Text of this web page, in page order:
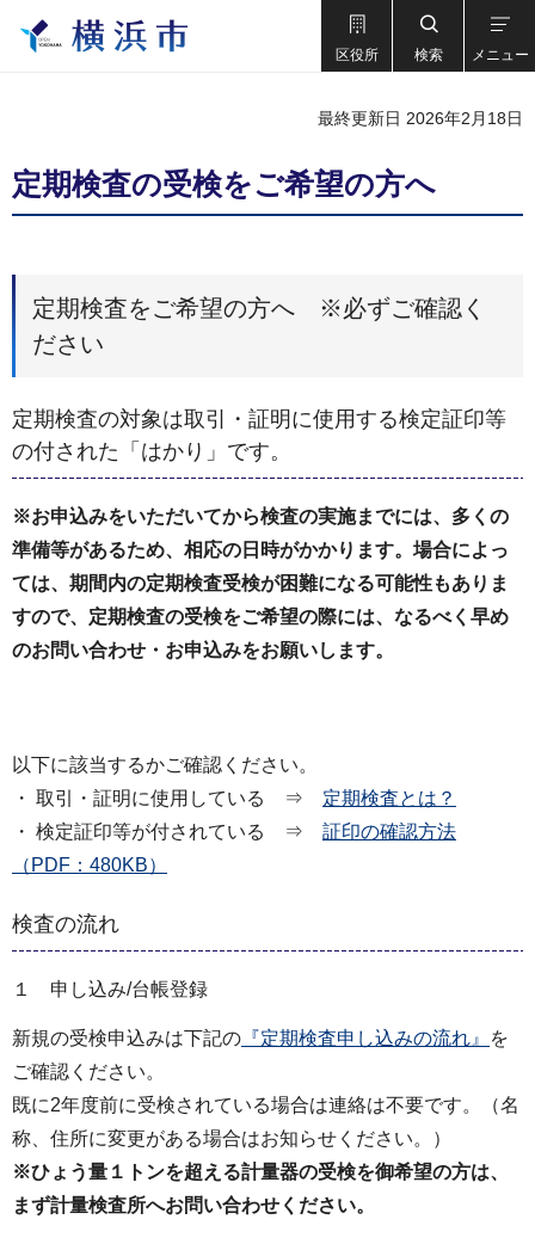
区役所 検索 メニュー
最終更新日 2026年2月18日
定期検査の受検をご希望の方へ
定期検査をご希望の方へ ※必ずご確認く
ださい
定期検査の対象は取引・証明に使用する検定証印等
の付された「はかり」です。
※お申込みをいただいてから検査の実施までには、多くの
準備等があるため、相応の日時がかかります。場合によっ
ては、期間内の定期検査受検が困難になる可能性もありま
すので、定期検査の受検をご希望の際には、なるべく早め
のお問い合わせ・お申込みをお願いします。
以下に該当するかご確認ください。
・ 取引・証明に使用している ⇒ 定期検査とは？
・ 検定証印等が付されている ⇒ 証印の確認方法
（PDF：480KB）
検査の流れ
１ 申し込み/台帳登録
新規の受検申込みは下記の 『定期検査申し込みの流れ』
を
ご確認ください。
既に2年度前に受検されている場合は連絡は不要です。（名
称、住所に変更がある場合はお知らせください。）
※ひょう量１トンを超える計量器の受検を御希望の方は、
まず計量検査所へお問い合わせください。